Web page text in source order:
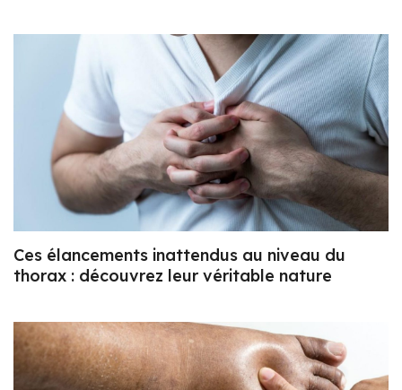
Ces élancements inattendus au niveau du
thorax : découvrez leur véritable nature